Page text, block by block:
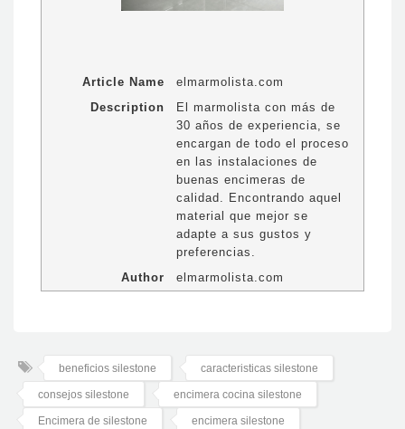
Article Name
elmarmolista.com
Description
El marmolista con más de
30 años de experiencia, se
encargan de todo el proceso
en las instalaciones de
buenas encimeras de
calidad. Encontrando aquel
material que mejor se
adapte a sus gustos y
preferencias.
Author
elmarmolista.com
beneficios silestone caracteristicas silestone
consejos silestone encimera cocina silestone
Encimera de silestone encimera silestone